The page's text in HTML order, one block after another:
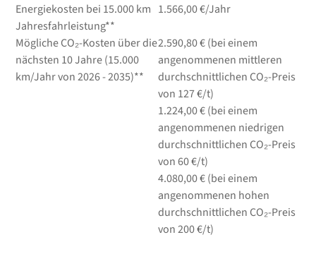
Energiekosten bei 15.000 km
Jahresfahrleistung**
1.566,00 €/Jahr
Mögliche CO₂-Kosten über die
nächsten 10 Jahre (15.000
km/Jahr von 2026 - 2035)**
2.590,80 € (bei einem
angenommenen mittleren
durchschnittlichen CO₂-Preis
von 127 €/t)
1.224,00 € (bei einem
angenommenen niedrigen
durchschnittlichen CO₂-Preis
von 60 €/t)
4.080,00 € (bei einem
angenommenen hohen
durchschnittlichen CO₂-Preis
von 200 €/t)